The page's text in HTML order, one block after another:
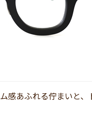
感あふれる佇まいと